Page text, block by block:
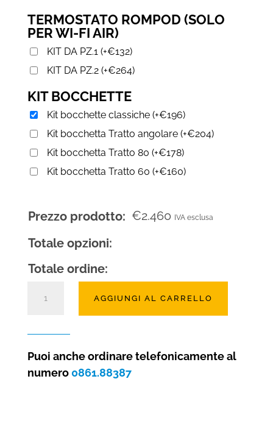
TERMOSTATO ROMPOD (SOLO
PER WI-FI AIR)
KIT DA PZ.1 (+€132)
KIT DA PZ.2 (+€264)
KIT BOCCHETTE
Kit bocchette classiche (+€196)
Kit bocchetta Tratto angolare (+€204)
Kit bocchetta Tratto 80 (+€178)
Kit bocchetta Tratto 60 (+€160)
Prezzo prodotto: €2.460 IVA esclusa
Totale opzioni:
Totale ordine:
2.0
ANGOLARE
AGGIUNGI AL CARRELLO
Puoi anche ordinare telefonicamente al
numero 0861.88387